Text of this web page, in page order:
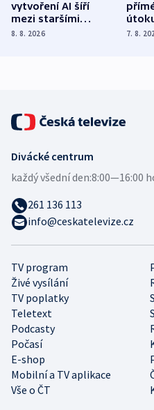
vytvoření AI šíří
mezi staršími
Poláky nebezpečné
8. 8. 2026
míní
7. 8.
TV program
Živé vysílání
TV poplatky
Teletext
Podcasty
Počasí
E-shop
Mobilní a TV aplikace
Vše o ČT
Divácké centrum
každý všední den:8:00—16:00
261 136 113
info@ceskatelevize.cz